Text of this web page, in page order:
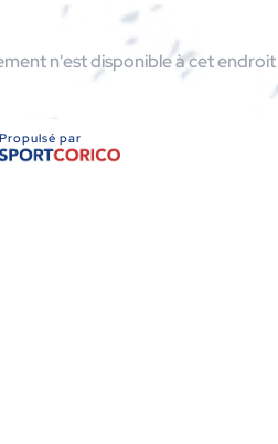
n'est disponible à cet endroit
Propulsé par